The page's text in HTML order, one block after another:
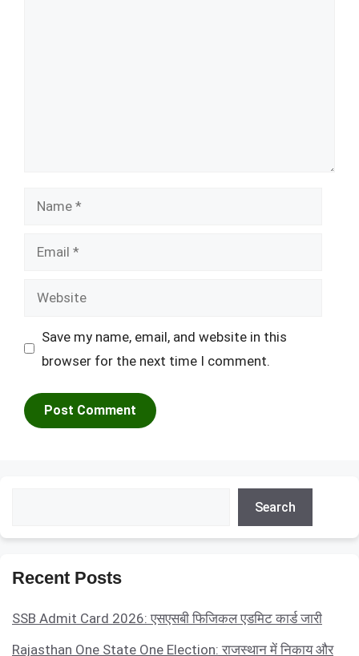
Name
Email
Website
Save my name, email, and website in this
browser for the next time I comment.
Search
Recent Posts
SSB Admit Card 2026: एसएसबी फिजिकल एडमिट कार्ड जारी
Rajasthan One State One Election: राजस्थान में निकाय और